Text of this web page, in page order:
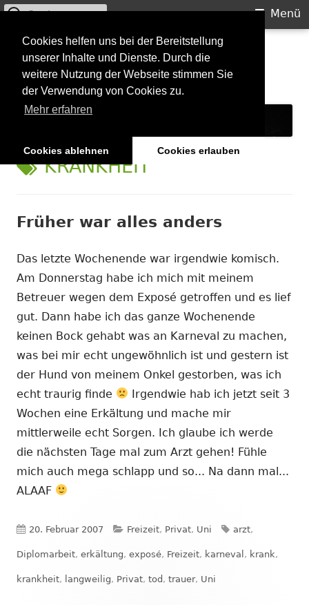
Cookies helfen uns bei der Bereitstellung
unserer Inhalte und Dienste. Durch die
weitere Nutzung der Webseite stimmen Sie
der Verwendung von Cookies zu.
Mehr erfahren
Cookies ablehnen Cookies erlauben
Springe
Inhalt
Starkilla
Konzertberichte und mehr
Primäres
Menü
Menü
Suchen
SCHLAGWORT:
KRANKHEIT
Früher war alles anders
Das letzte Wochenende war irgendwie komisch.
Am Donnerstag habe ich mich mit meinem
Betreuer wegen dem Exposé getroffen und es lief
gut. Dann habe ich das ganze Wochenende
keinen Bock gehabt was an Karneval zu machen,
was bei mir echt ungewöhnlich ist und gestern ist
der Hund von meinem Onkel gestorben, was ich
echt traurig finde
Irgendwie hab ich jetzt seit 3
Wochen eine Erkältung und mache mir
mittlerweile echt Sorgen. Ich glaube ich werde
die nächsten Tage mal zum Arzt gehen! Fühle
mich auch mega schlapp und so... Na dann mal...
ALAAF
Veröffentlicht
am
20. Februar 2007 Kategorien
Freizeit, Privat, Uni Schlagwörter
arzt,
Diplomarbeit, erkältung, exposé, Freizeit, karneval , krank,
krankheit, langweilig, Privat, tod , trauer, Uni